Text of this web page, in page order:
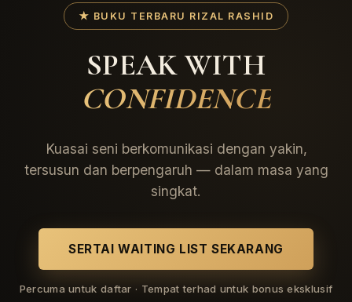
★ BUKU TERBARU RIZAL RASHID
SPEAK WITH
CONFIDENCE
Kuasai seni berkomunikasi dengan yakin,
tersusun dan berpengaruh — dalam masa yang
singkat.
SERTAI WAITING LIST SEKARANG
Percuma untuk daftar · Tempat terhad untuk bonus eksklusif